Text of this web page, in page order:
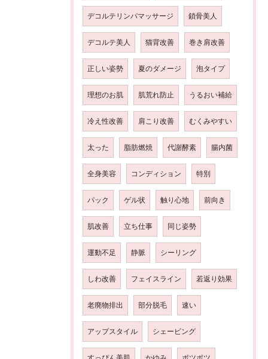
デコルテリンパマッサージ 鎖骨美人
デコルテ美人 猫背改善 巻き肩改善
正しい姿勢 夏のダメージ 泡タイプ
理想のお肌 肌荒れ防止 うるおい補給
冷え性改善 肩こり改善 むくみやすい
太った 脂肪燃焼 代謝酵素 腸内菌
全身美容 コンディション 特別
パック ゲル状 触り心地 前向き
肌改善 立ち仕事 同じ姿勢
運動不足 静脈 シーリング
しわ改善 フェイスライン 若返り効果
老廃物排出 部分脱毛 速い
アップスタイル シェービング